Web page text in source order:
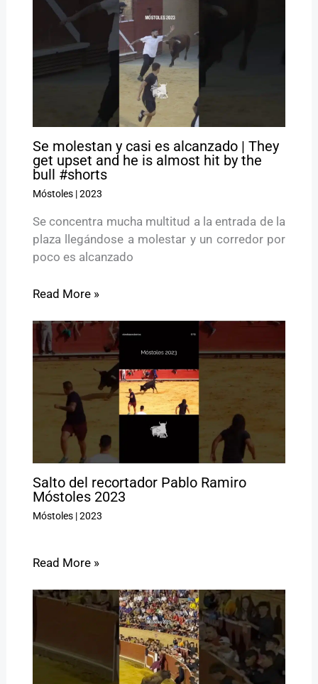
Se molestan y casi es alcanzado | They
get upset and he is almost hit by the
bull #shorts
Móstoles|2023
Se concentra mucha multitud a la entrada de la
plaza llegándose a molestar y un corredor por
poco es alcanzado
Read More »
Salto del recortador Pablo Ramiro
Móstoles 2023
Móstoles|2023
Read More »